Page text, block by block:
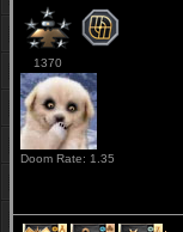
1370
Doom Rate: 1.35